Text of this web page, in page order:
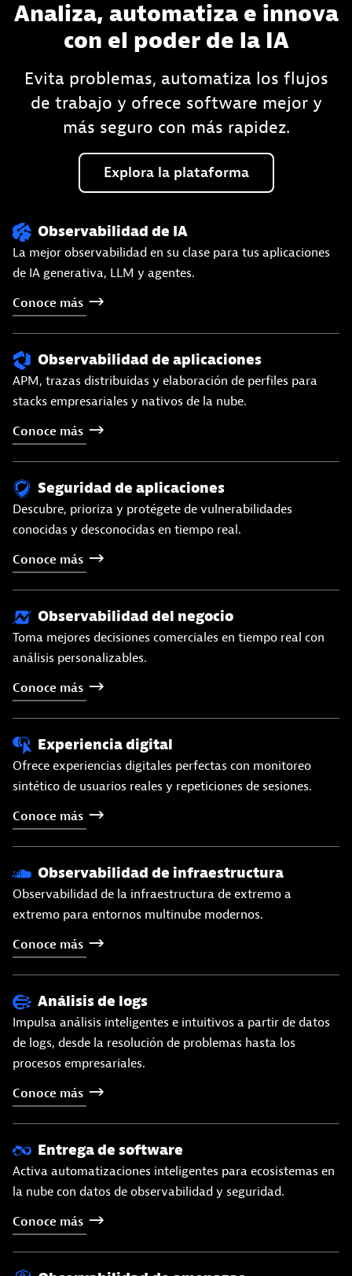
Analiza, automatiza e innova
con el poder de la IA
Evita problemas, automatiza los flujos
de trabajo y ofrece software mejor y
más seguro con más rapidez.
Explora la plataforma
Observabilidad de IA
La mejor observabilidad en su clase para tus aplicaciones
de IA generativa, LLM y agentes.
Conoce más
Observabilidad de aplicaciones
APM, trazas distribuidas y elaboración de perfiles para
stacks empresariales y nativos de la nube.
Conoce más
Seguridad de aplicaciones
Descubre, prioriza y protégete de vulnerabilidades
conocidas y desconocidas en tiempo real.
Conoce más
Observabilidad del negocio
Toma mejores decisiones comerciales en tiempo real con
análisis personalizables.
Conoce más
Experiencia digital
Ofrece experiencias digitales perfectas con monitoreo
sintético de usuarios reales y repeticiones de sesiones.
Conoce más
Observabilidad de infraestructura
Observabilidad de la infraestructura de extremo a
extremo para entornos multinube modernos.
Conoce más
Análisis de logs
Impulsa análisis inteligentes e intuitivos a partir de datos
de logs, desde la resolución de problemas hasta los
procesos empresariales.
Conoce más
Entrega de software
Activa automatizaciones inteligentes para ecosistemas en
la nube con datos de observabilidad y seguridad.
Conoce más